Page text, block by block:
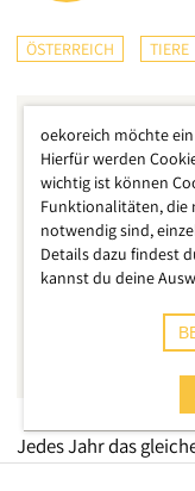
ÖSTERREICH TIERE
Jedes Jahr das
der Betonwüste der
oekoreich möchte
Hierfür werden
wichtig ist können
Funktionalitäten, die
notwendig sind,
Details dazu findest
kannst du deine